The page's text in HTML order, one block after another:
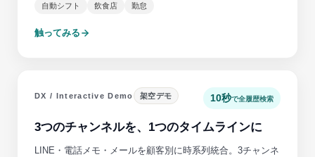
自動シフト 飲食店 勤怠
触ってみる
DX / Interactive Demo 架空デモ 10秒で全履歴検索
3つのチャンネルを、1つのタイムラインに
LINE・電話メモ・メールを顧客別に時系列統合。3チャンネ